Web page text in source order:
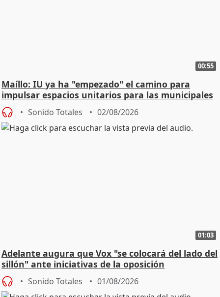
00:55
Maíllo: IU ya ha "empezado" el camino para
impulsar espacios unitarios para las municipales
Sonido Totales 02/08/2026
01:03
Adelante augura que Vox "se colocará del lado del
sillón" ante iniciativas de la oposición
Sonido Totales 01/08/2026